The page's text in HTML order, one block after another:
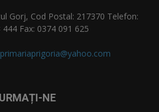
Gorj, Cod Postal: 217370 Telefon:
444 Fax: 0374 091 625
primariaprigoria@yahoo.com
URMAȚI-NE